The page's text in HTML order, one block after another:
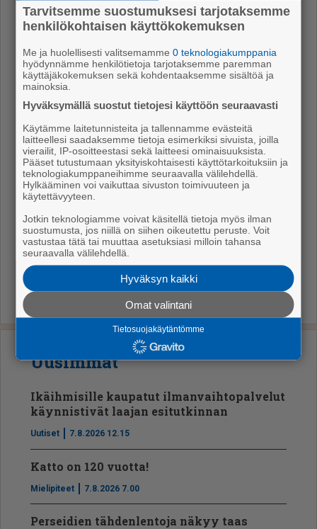
tä. Ne mah­dol­lis­ta­vat mo­nel­le lap­sel­le hy­viä jou­lun
muis­to­ja. Ha­lu­an osoit­taa kii­tok­sen kai­kil­le, jot­ka va­
paa­eh­tois­työl­lään aut­ta­vat vä­hä­va­rai­sia per­hei­tä.
Jou­lun ai­ka on rau­hoit­tu­mi­sen ai­kaa, mut­ta pian
ovel­la kol­kut­taa ää­nek­kääm­pi juh­la. Uu­den­vuo­den
kuin myös mal­jois­sa, jot­ta ih­mi­sil­le ja eläi­mil­le jäi­si
hy­vät muis­tot jou­lun li­säk­si myös vuo­den­vaih­tees­ta.
Rau­hal­lis­ta jou­lua ja on­nel­lis­ta uut­ta vuot­ta kai­kil­le
leh­den lu­ki­joil­le.
Juha Vii­ta­la
Rau­ma­lai­nen kan­sa­ne­dus­ta­ja (sd.)
Uusimmat
Ikäihmisille kaupatut ilmanvaihtopalvelut
käynnistivät laajan esitutkinnan
Uutiset 7.8.2026 12.15
Katto on 120 vuotta!
Mielipiteet 7.8.2026 7.00
Perseidien tähdenlentoja näkyy taas
Tarvitsemme suostumuksesi tarjotaksemme
henkilökohtaisen käyttökokemuksen
Me ja huolellisesti valitsemamme0 teknologiakumppania
hyödynnämme henkilötietoja tarjotaksemme paremman
käyttäjäkokemuksen sekä kohdentaaksemme sisältöä ja
mainoksia.
Hyväksymällä suostut tietojesi käyttöön seuraavasti
Käytämme laitetunnisteita ja tallennamme evästeitä
laitteellesi saadaksemme tietoja esimerkiksi sivuista, joilla
vierailit, IP-osoitteestasi sekä laitteesi ominaisuuksista.
Pääset tutustumaan yksityiskohtaisesti käyttötarkoituksiin ja
teknologiakumppaneihimme seuraavalla välilehdellä.
Hylkääminen voi vaikuttaa sivuston toimivuuteen ja
käytettävyyteen.
Jotkin teknologiamme voivat käsitellä tietoja myös ilman
suostumusta, jos niillä on siihen oikeutettu peruste. Voit
vastustaa tätä tai muuttaa asetuksiasi milloin tahansa
seuraavalla välilehdellä.
Hyväksyn kaikki
Omat valintani
Tietosuojakäytäntömme